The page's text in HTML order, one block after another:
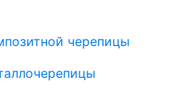
черепицы